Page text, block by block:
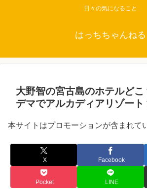
日々の気になること
はっちちゃんねる
大野智の宮古島のホテルど
デマでアルカディアリゾート
本サイトはプロモーションが含まれて
X Facebook
Pocket LINE